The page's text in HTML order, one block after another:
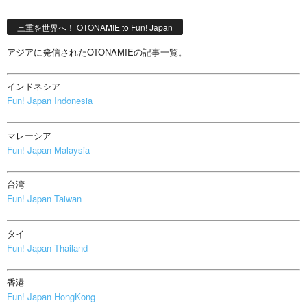
三重を世界へ！ OTONAMIE to Fun! Japan
アジアに発信されたOTONAMIEの記事一覧。
インドネシア
Fun! Japan Indonesia
マレーシア
Fun! Japan Malaysia
台湾
Fun! Japan Taiwan
タイ
Fun! Japan Thailand
香港
Fun! Japan HongKong